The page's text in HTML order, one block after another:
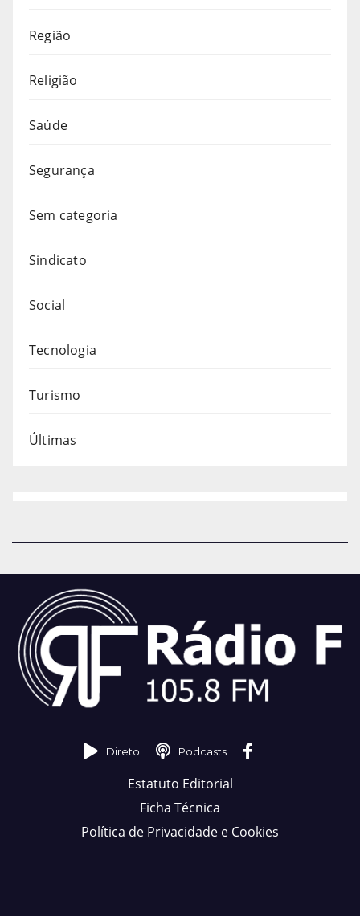
Região
Religião
Saúde
Segurança
Sem categoria
Sindicato
Social
Tecnologia
Turismo
Últimas
Direto Podcasts
Estatuto Editorial
Ficha Técnica
Política de Privacidade e Cookies